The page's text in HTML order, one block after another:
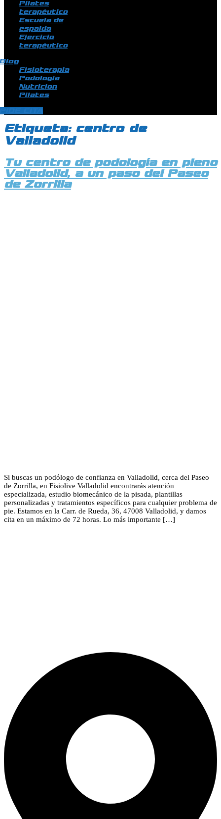
Pilates
terapéutico
Escuela de
espalda
Ejercicio
terapéutico
Fisioterapia
Podologia
Nutricion
Pilates
Etiqueta: centro de
Valladolid
Tu centro de podología en pleno
Valladolid, a un paso del Paseo
de Zorrilla
Si buscas un podólogo de confianza en Valladolid, cerca del Paseo
de Zorrilla, en Fisiolive Valladolid encontrarás atención
especializada, estudio biomecánico de la pisada, plantillas
personalizadas y tratamientos específicos para cualquier problema de
pie. Estamos en la Carr. de Rueda, 36, 47008 Valladolid, y damos
cita en un máximo de 72 horas. Lo más importante […]